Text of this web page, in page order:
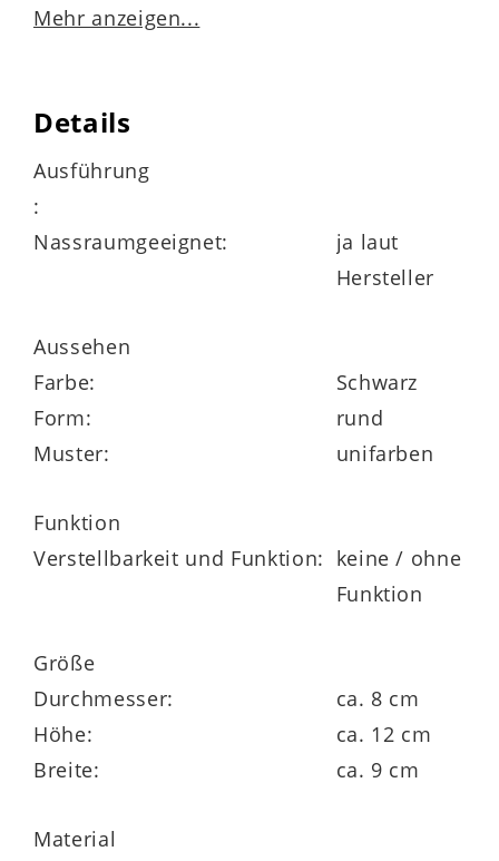
Höhe ca. 12 cm
verschiedenen Ausführungen erhältlich
Mehr anzeigen...
Details
Ausführung
:
Nassraumgeeignet:
ja laut
Hersteller
Aussehen
Farbe:
Schwarz
Form:
rund
Muster:
unifarben
Funktion
Verstellbarkeit und Funktion: keine / ohne
Funktion
Größe
Durchmesser:
ca. 8 cm
Höhe:
ca. 12 cm
Breite:
ca. 9 cm
Material